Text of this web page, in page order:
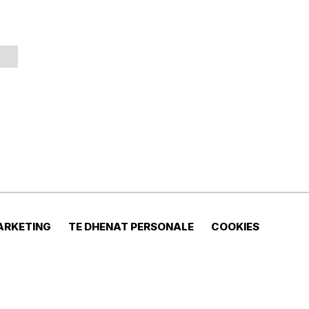
TE DHENAT PERSONALE COOKIES